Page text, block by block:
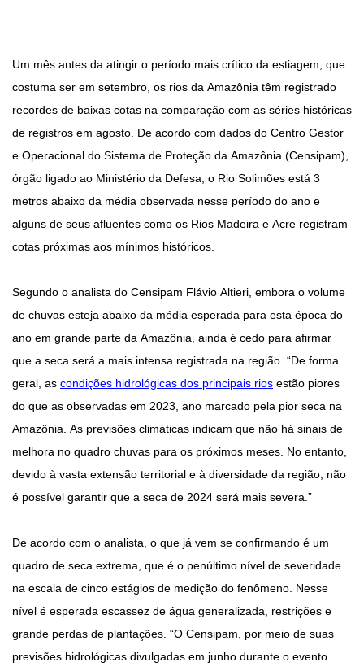
Um mês antes da atingir o período mais crítico da estiagem, que
costuma ser em setembro, os rios da Amazônia têm registrado
recordes de baixas cotas na comparação com as séries históricas
de registros em agosto. De acordo com dados do Centro Gestor
e Operacional do Sistema de Proteção da Amazônia (Censipam),
órgão ligado ao Ministério da Defesa, o Rio Solimões está 3
metros abaixo da média observada nesse período do ano e
alguns de seus afluentes como os Rios Madeira e Acre registram
cotas próximas aos mínimos históricos.
Segundo o analista do Censipam Flávio Altieri, embora o volume
de chuvas esteja abaixo da média esperada para esta época do
ano em grande parte da Amazônia, ainda é cedo para afirmar
que a seca será a mais intensa registrada na região. “De forma
geral, as condições hidrológicas dos principais rios estão piores
do que as observadas em 2023, ano marcado pela pior seca na
Amazônia. As previsões climáticas indicam que não há sinais de
melhora no quadro chuvas para os próximos meses. No entanto,
devido à vasta extensão territorial e à diversidade da região, não
é possível garantir que a seca de 2024 será mais severa.”
De acordo com o analista, o que já vem se confirmando é um
quadro de seca extrema, que é o penúltimo nível de severidade
na escala de cinco estágios de medição do fenômeno. Nesse
nível é esperada escassez de água generalizada, restrições e
grande perdas de plantações. “O Censipam, por meio de suas
previsões hidrológicas divulgadas em junho durante o evento